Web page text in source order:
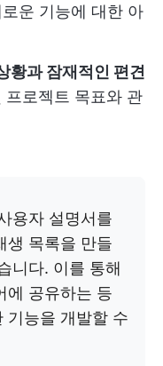
운 기능에 대한 아
황과 잠재적인 편견
프로젝트 목표와 관
용자 설명서를
생 목록을 만들
니다. 이를 통해
에 공유하는 등
기능을 개발할 수